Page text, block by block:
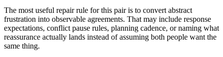
The most useful repair rule for this pair is to convert abstract
frustration into observable agreements. That may include response
expectations, conflict pause rules, planning cadence, or naming what
reassurance actually lands instead of assuming both people want the
same thing.